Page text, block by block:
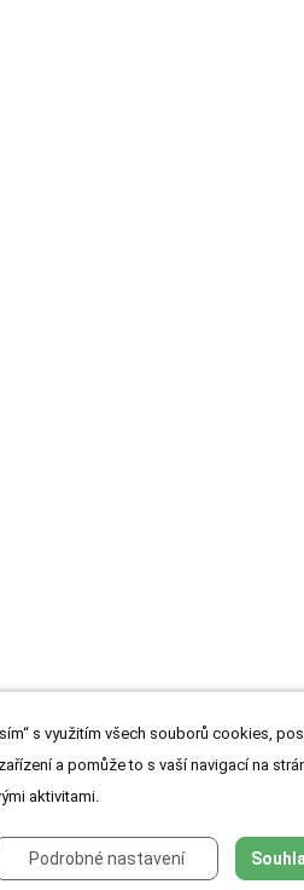
s využitím všech souborů cookies,
a pomůže to s vaší navigací na
aktivitami.
Podrobné nastavení